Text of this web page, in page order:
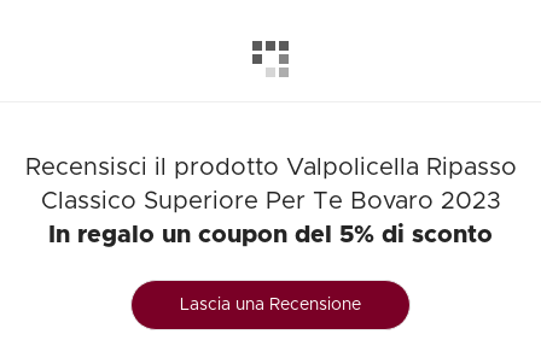
Recensisci il prodotto Valpolicella Ripasso
Classico Superiore Per Te Bovaro 2023
In regalo un coupon del 5% di sconto
Lascia una Recensione